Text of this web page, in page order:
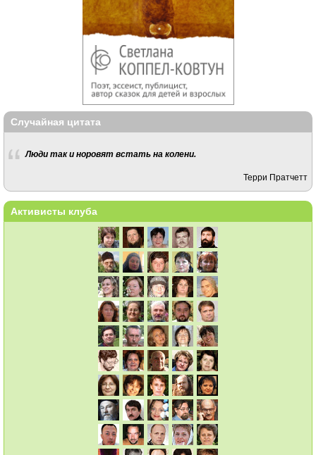
Случайная цитата
Люди так и норовят встать на колени.
Терри Пратчетт
Активисты клуба